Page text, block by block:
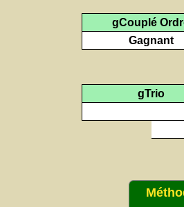
gCouplé
Gagnant
gTrio